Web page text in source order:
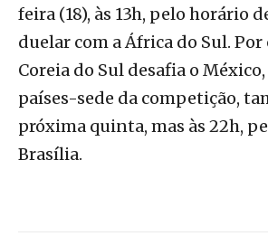
feira (18), às 13h, pelo horário
duelar com a África do Sul.
Coreia do Sul desafia o
países-sede da competição,
próxima quinta, mas às 22h,
Brasília.